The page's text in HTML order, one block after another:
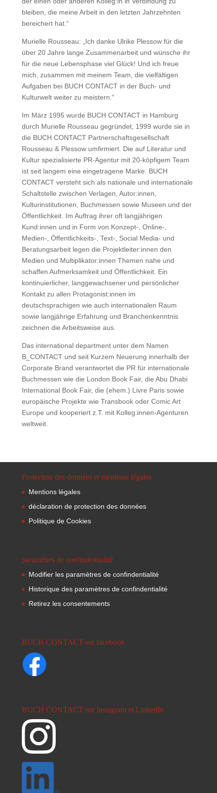
bleiben, die meine Arbeit in den letzten Jahrzehnten
bereichert hat.“
Murielle Rousseau: „Ich danke Ulrike Plessow für die
über 20 Jahre lange Zusammenarbeit und wünsche ihr
für die neue Lebensphase viel Glück! Und ich freue
mich, zusammen mit meinem Team, die vielfältigen
Aufgaben bei BUCH CONTACT in der Buch- und
Kulturwelt weiter zu meistern.“
Im März 1995 wurde BUCH CONTACT in Hamburg
durch Murielle Rousseau gegründet, 1999 wurde sie in
die BUCH CONTACT Partnerschaftsgesellschaft
Rousseau & Plessow umfirmiert. Die auf Literatur und
Kultur spezialisierte PR-Agentur mit 20-köpfigem Team
ist seit langem eine eingetragene Marke. BUCH
CONTACT versteht sich als nationale und internationale
Schaltstelle zwischen Verlagen, Autor:innen,
Kulturinstitutionen, Buchmessen sowie Museen und der
Öffentlichkeit. Im Auftrag ihrer oft langjährigen
Kund:innen und in Form von Konzept-, Online-,
Medien-, Öffentlichkeits-, Text-, Social Media- und
Beratungsarbeit legen die Projektleiter:innen den
Medien und Multiplikator:innen Themen nahe und
schaffen Aufmerksamkeit und Öffentlichkeit. Ein
kontinuierlicher, langgewachsener und persönlicher
Kontakt zu allen Protagonist:innen im
deutschsprachigen wie auch internationalen Raum
sowie langjährige Erfahrung und Branchenkenntnis
zeichnen die Arbeitsweise aus.
Das international department unter dem Namen
B_CONTACT und seit Kurzem Neuerung innerhalb der
Corporate Brand verantwortet die PR für internationale
Buchmessen wie die London Book Fair, die Abu Dhabi
International Book Fair, die (ehem.) Livre Paris sowie
europäische Projekte wie Transbook oder Comic Art
Europe und kooperiert z.T. mit Kolleg:innen-Agenturen
weltweit.
Protection des données et mentions légales
Mentions légales
déclaration de protection des données
Politique de Cookies
paramètres de confindentialité
Modifier les paramètres de confindentialité
Historique des paramètres de confindentialité
Retirez les consentements
BUCH CONTACT sur facebook
BUCH CONTACT sur Instagram et LinkedIn